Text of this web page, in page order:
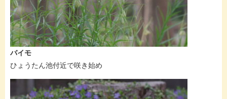
バイモ
ひょうたん池付近で咲き始め